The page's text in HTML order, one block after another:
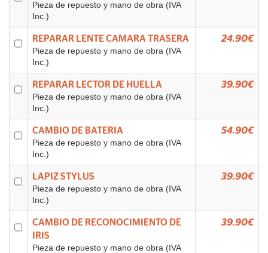
Pieza de repuesto y mano de obra (IVA
Inc.)
REPARAR LENTE CAMARA TRASERA
Pieza de repuesto y mano de obra (IVA
Inc.)
24.90€
REPARAR LECTOR DE HUELLA
Pieza de repuesto y mano de obra (IVA
Inc.)
39.90€
CAMBIO DE BATERIA
Pieza de repuesto y mano de obra (IVA
Inc.)
54.90€
LAPIZ STYLUS
Pieza de repuesto y mano de obra (IVA
Inc.)
39.90€
CAMBIO DE RECONOCIMIENTO DE
IRIS
Pieza de repuesto y mano de obra (IVA
39.90€